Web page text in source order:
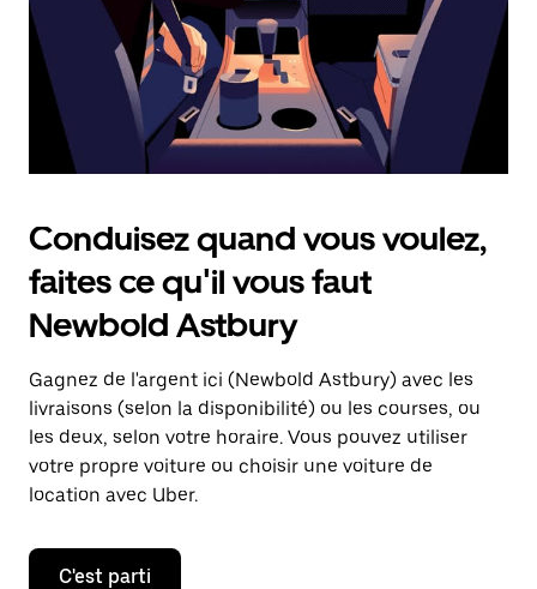
d'échappement
pour
fermer
calendrier.
Conduisez quand vous voulez,
faites ce qu'il vous faut
Newbold Astbury
Gagnez de l'argent ici (Newbold Astbury) avec les
livraisons (selon la disponibilité) ou les courses, ou
les deux, selon votre horaire. Vous pouvez utiliser
votre propre voiture ou choisir une voiture de
location avec Uber.
C'est parti